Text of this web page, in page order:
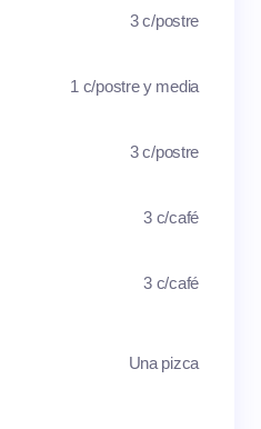
3 c/postre
1 c/postre y media
3 c/postre
3 c/café
3 c/café
Una pizca